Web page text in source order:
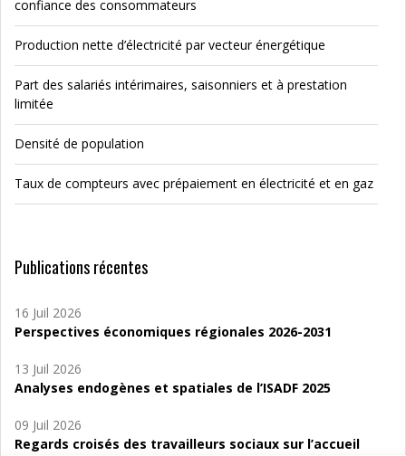
confiance des consommateurs
Production nette d’électricité par vecteur énergétique
Part des salariés intérimaires, saisonniers et à prestation
limitée
Densité de population
Taux de compteurs avec prépaiement en électricité et en gaz
Publications récentes
16 Juil 2026
Perspectives économiques régionales 2026-2031
13 Juil 2026
Analyses endogènes et spatiales de l’ISADF 2025
09 Juil 2026
Regards croisés des travailleurs sociaux sur l’accueil